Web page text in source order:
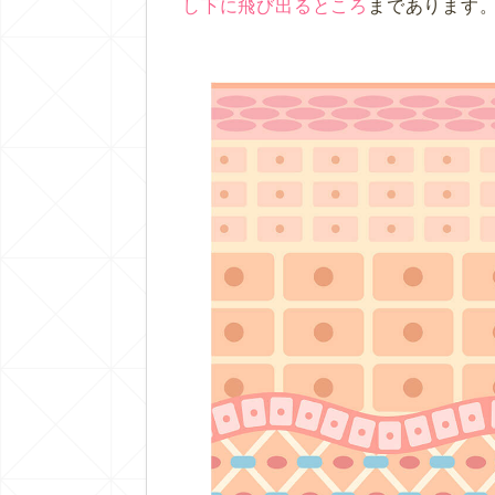
し下に飛び出るところ まであります